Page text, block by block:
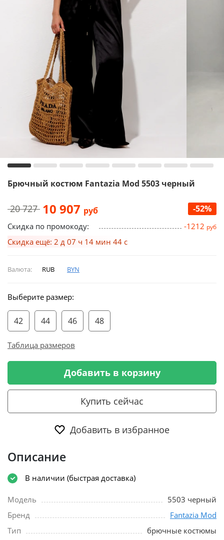
Брючный костюм Fantazia Mod 5503 черный
20 727 10 907 руб -52%
Скидка по промокоду: -1212 руб
Скидка ещё: 2 д 07 ч 14 мин 43 с
Валюта: RUB BYN
Выберите размер:
42 44 46 48
Таблица размеров
Добавить в корзину
Купить сейчас
Добавить в избранное
Описание
В наличии (быстрая доставка)
Модель
5503 черный
Бренд
Fantazia Mod
Тип
брючные костюмы